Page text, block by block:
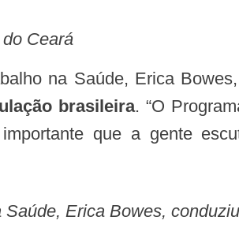
Ceará
na Saúde, Erica Bowes,
brasileira. “O
que a gente
Saúde, Erica Bowes,